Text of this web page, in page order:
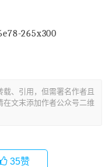
载、引用，但需署名作者且
文末添加作者公众号二维
35赞